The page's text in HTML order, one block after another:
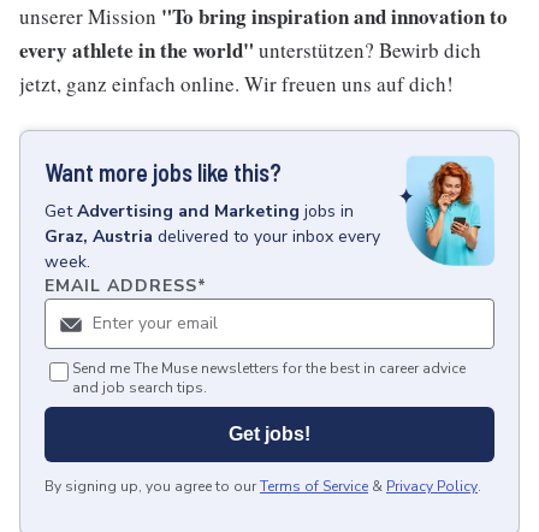
unserer Mission "To bring inspiration and innovation to
every athlete in the world" unterstützen? Bewirb dich
jetzt, ganz einfach online. Wir freuen uns auf dich!
Want more jobs like this?
GetAdvertising and Marketing jobs in
Graz, Austria delivered to your inbox every
week.
EMAIL ADDRESS*
Send me The Muse newsletters for the best in career advice
and job search tips.
Get jobs!
By signing up, you agree to ourTerms of Service & Privacy Policy.